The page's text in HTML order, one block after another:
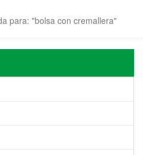
para: "bolsa con cremallera"